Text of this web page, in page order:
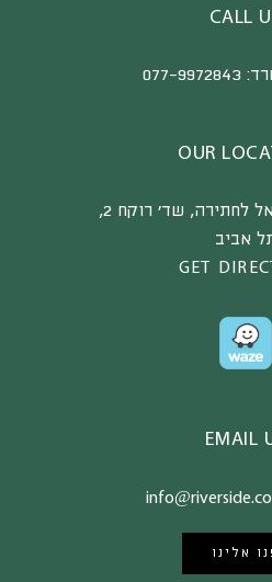
CALL
077-9972843
OUR
לחתירה, שד’ רוקח 2,
אביב
GET
EMAIL
אלינו